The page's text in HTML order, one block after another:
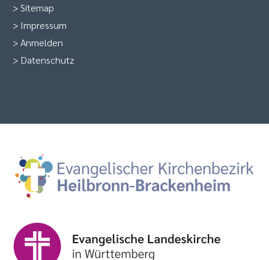
>Sitemap
> Impressum
>Anmelden
> Datenschutz